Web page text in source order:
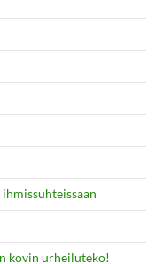
kovin urheiluteko!